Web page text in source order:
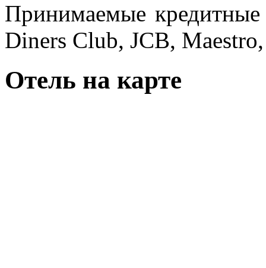
Принимаемые
Diners Club, JCB,
Отель на карте